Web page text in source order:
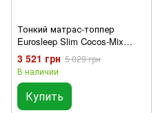
Тонкий матрас-топпер
Eurosleep Slim Cocos-Mix
Жаккард/Трикотаж
3 521 грн 5 029 грн
В наличии
Купить